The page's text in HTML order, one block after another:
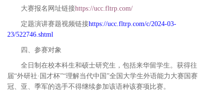
大赛报名网址链接https://ucc.fltrp.com/
定题演讲赛题视频链接https://ucc.fltrp.com/c/2024-03-
23/522746.shtml
四、参赛对象
全日制在校本科生和硕士研究生，包括来华留学生。获得往
届“外研社·国才杯”“理解当代中国”全国大学生外语能力大赛国赛
冠、亚、季军的选手不得继续参加该语种该赛项比赛。